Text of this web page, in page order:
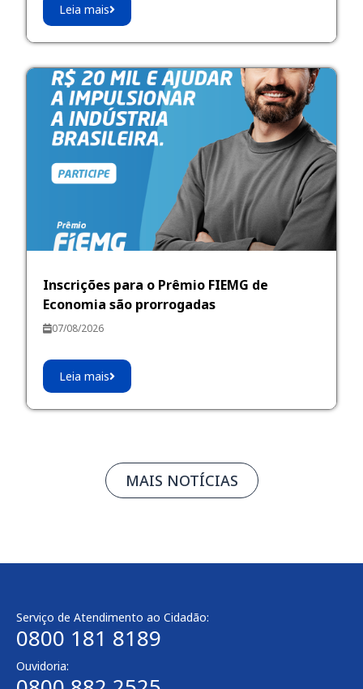
Leia mais
Inscrições para o Prêmio FIEMG de
Economia são prorrogadas
07/08/2026
Leia mais
MAIS NOTÍCIAS
Serviço de Atendimento ao Cidadão:
0800 181 8189
Ouvidoria: